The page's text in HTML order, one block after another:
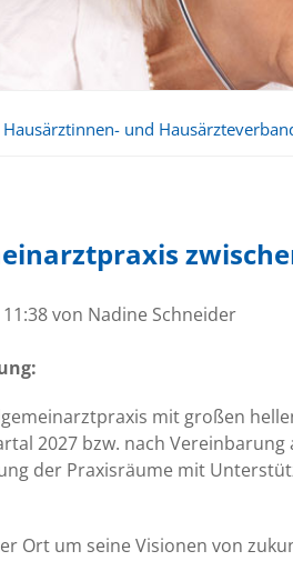
Hausärztinnen- und
von Nadine Schneider
mit großen
2027 bzw. nach
der Praxisräume mit
Ort um seine Visionen von